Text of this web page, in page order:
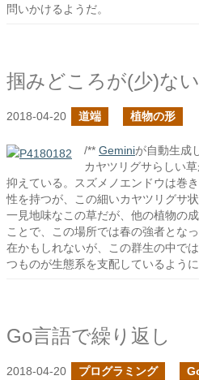
問いかけるようだ。
掴みどころが(少)ない
2018-04-20 道端 植物の形
/** Geminiが自動生成
カヤツリグサらしい
抑えている。スズメノエンドウは巻
性を持つが、この細いカヤツリグサ
一見地味なこの草だが、他の植物の
ことで、この場所では春の強者とな
在かもしれないが、この群生の中で
つものが生態系を支配しているよう
Go言語で繰り返し
2018-04-20 プログラミング